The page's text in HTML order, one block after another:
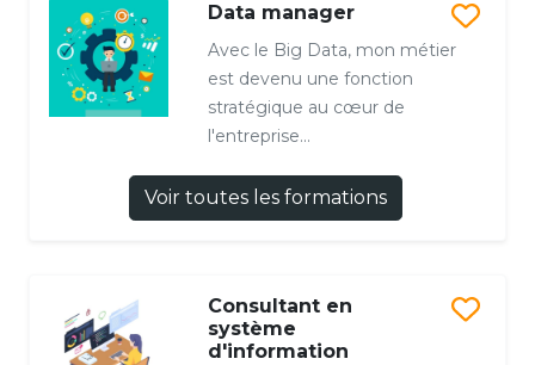
Data manager
Avec le Big Data, mon métier
est devenu une fonction
stratégique au cœur de
l'entreprise...
Voir toutes les formations
Consultant en
système
d'information